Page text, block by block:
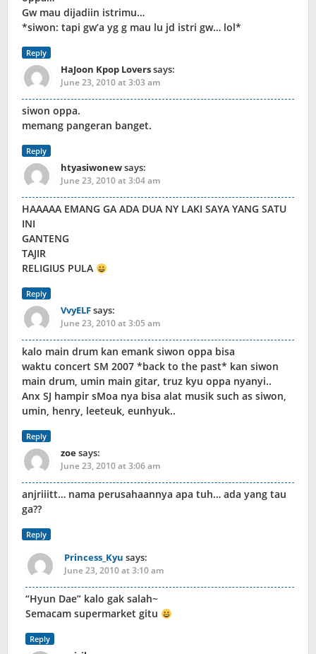
Gw mau dijadiin istrimu…
*siwon: tapi gw’a yg g mau lu jd istri gw… lol*
Reply
HaJoon Kpop Loverssays:
June 23, 2010 at 3:03 am
siwon oppa.
memang pangeran banget.
Reply
htyasiwonewsays:
June 23, 2010 at 3:04 am
HAAAAA EMANG GA ADA DUA NY LAKI SAYA YANG SATU
INI
GANTENG
TAJIR
RELIGIUS PULA
Reply
VvyELFsays:
June 23, 2010 at 3:05 am
kalo main drum kan emank siwon oppa bisa
waktu concert SM 2007 *back to the past* kan siwon
main drum, umin main gitar, truz kyu oppa nyanyi..
Anx SJ hampir sMoa nya bisa alat musik such as siwon,
umin, henry, leeteuk, eunhyuk..
Reply
zoesays:
June 23, 2010 at 3:06 am
anjriiitt… nama perusahaannya apa tuh… ada yang tau
ga??
Reply
Princess_Kyu says:
June 23, 2010 at 3:10 am
“Hyun Dae” kalo gak salah~
Semacam supermarket gitu
Reply